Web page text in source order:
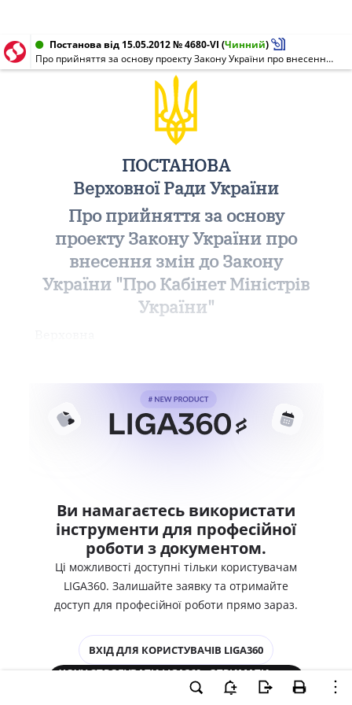
Постанова від 15.05.2012 № 4680-VI (Чинний)
Про прийняття за основу проекту Закону України про внесення змін до Закону України "Про Кабінет Міністрів України"
ПОСТАНОВА
Верховної Ради України
Про прийняття за основу
проекту Закону України про
внесення змін до Закону
України "Про Кабінет Міністрів
України"
Ви намагаєтесь використати
інструменти для професійної
роботи з документом.
Ці можливості доступні тільки користувачам
LIGA360. Залишайте заявку та отримайте
доступ для професійної роботи прямо зараз.
ВХІД ДЛЯ КОРИСТУВАЧІВ LIGA360
ХОЧУ СПРОБУВАТИ LIGA360 - ОТРИМАТИ